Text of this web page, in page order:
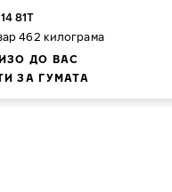
81T
462 килограма
ДО ВАС
ЗА ГУМАТА